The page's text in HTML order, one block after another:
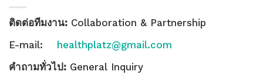
ติดต่อทีมงาน: Collaboration & Partnership
E-mail: healthplatz@gmail.com
คำถามทั่วไป: General Inquiry